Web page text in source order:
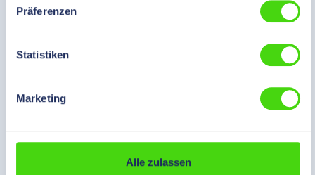
Präferenzen
Statistiken
Marketing
Alle zulassen
22339 Hamburg